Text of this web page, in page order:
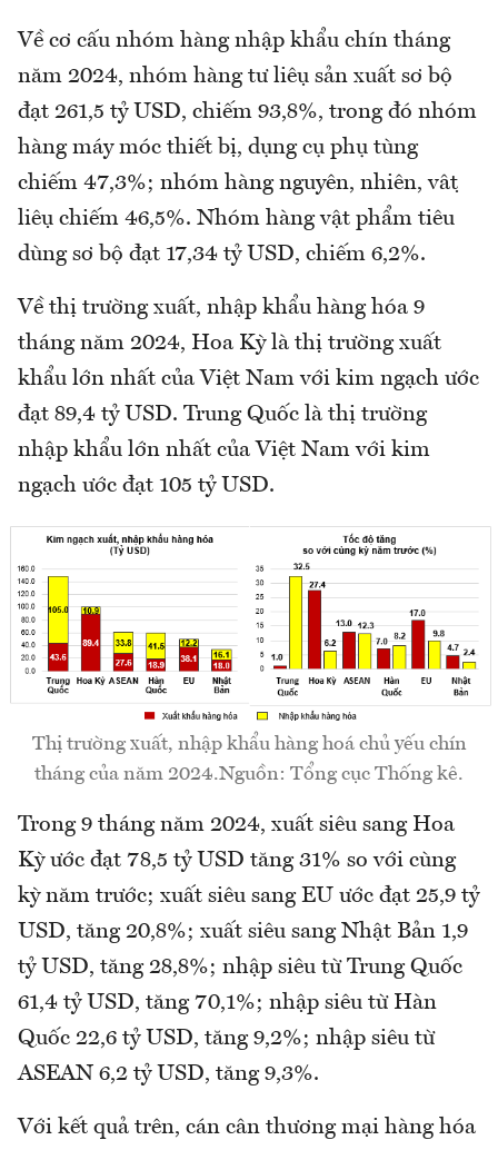
Về cơ cấu nhóm hàng nhập khẩu chín tháng
năm 2024, nhóm hàng tư liệu sản xuất sơ bộ
đạt 261,5 tỷ USD, chiếm 93,8%, trong đó nhóm
hàng máy móc thiết bị, dụng cụ phụ tùng
chiếm 47,3%; nhóm hàng nguyên, nhiên, vật
liệu chiếm 46,5%. Nhóm hàng vật phẩm tiêu
dùng sơ bộ đạt 17,34 tỷ USD, chiếm 6,2%.
Về thị trường xuất, nhập khẩu hàng hóa 9
tháng năm 2024, Hoa Kỳ là thị trường xuất
khẩu lớn nhất của Việt Nam với kim ngạch ước
đạt 89,4 tỷ USD. Trung Quốc là thị trường
nhập khẩu lớn nhất của Việt Nam với kim
ngạch ước đạt 105 tỷ USD.
Thị trường xuất, nhập khẩu hàng hoá chủ yếu chín
tháng của năm 2024.Nguồn: Tổng cục Thống kê.
Trong 9 tháng năm 2024, xuất siêu sang Hoa
Kỳ ước đạt 78,5 tỷ USD tăng 31% so với cùng
kỳ năm trước; xuất siêu sang EU ước đạt 25,9 tỷ
USD, tăng 20,8%; xuất siêu sang Nhật Bản 1,9
tỷ USD, tăng 28,8%; nhập siêu từ Trung Quốc
61,4 tỷ USD, tăng 70,1%; nhập siêu từ Hàn
Quốc 22,6 tỷ USD, tăng 9,2%; nhập siêu từ
ASEAN 6,2 tỷ USD, tăng 9,3%.
Với kết quả trên, cán cân thương mại hàng hóa